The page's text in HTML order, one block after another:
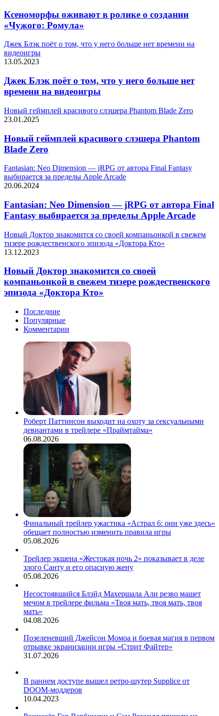
Ксеноморфы оживают в ролике о создании
«Чужого: Ромула»
Джек Блэк поёт о том, что у него больше нет времени на
видеоигры
13.05.2023
Джек Блэк поёт о том, что у него больше нет
времени на видеоигры
Новый геймплей красивого слэшера Phantom Blade Zero
23.01.2025
Новый геймплей красивого слэшера Phantom
Blade Zero
Fantasian: Neo Dimension — jRPG от автора Final Fantasy
выбирается за пределы Apple Arcade
20.06.2024
Fantasian: Neo Dimension — jRPG от автора Final
Fantasy выбирается за пределы Apple Arcade
Новый Доктор знакомится со своей компаньонкой в свежем
тизере рождественского эпизода «Доктора Кто»
13.12.2023
Новый Доктор знакомится со своей
компаньонкой в свежем тизере рождественского
эпизода «Доктора Кто»
Последние
Популярные
Комментарии
Роберт Паттинсон выходит на охоту за сексуальными
девиантами в трейлере «Праймтайма»
06.08.2026
Финальный трейлер ужастика «Астрал 6: они уже здесь»
обещает полностью изменить правила игры
05.08.2026
Трейлер экшена «Жестокая ночь 2» показывает в деле
злого Санту и его опасную жену
05.08.2026
Несостоявшийся Блэйд Махершала Али резво машет
мечом в трейлере фильма «Твоя мать, твоя мать, твоя
мать»
04.08.2026
Позеленевший Джейсон Момоа и боевая магия в первом
отрывке экранизации игры «Стрит Файтер»
31.07.2026
В раннем доступе вышел ретро-шутер Supplice от
DOOM-моддеров
10.04.2023